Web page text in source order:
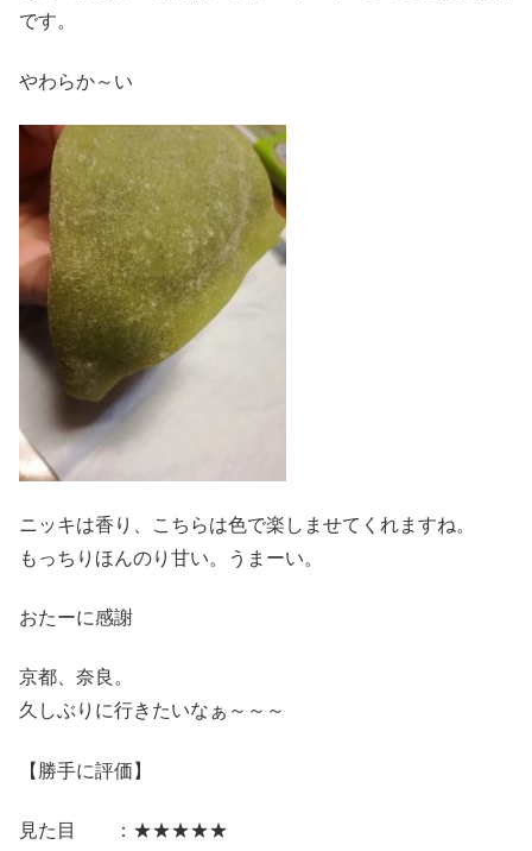
です。
やわらか～い
ニッキは香り、こちらは色で楽しませてくれますね。
もっちりほんのり甘い。うまーい。
おたーに感謝
京都、奈良。
久しぶりに行きたいなぁ～～～
【勝手に評価】
見た目 ：★★★★★